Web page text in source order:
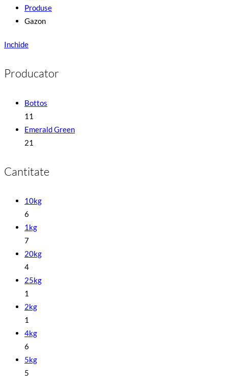
Produse
Gazon
Inchide
Producator
Bottos
11
Emerald Green
21
Cantitate
10kg
6
1kg
7
20kg
4
25kg
1
2kg
1
4kg
6
5kg
5